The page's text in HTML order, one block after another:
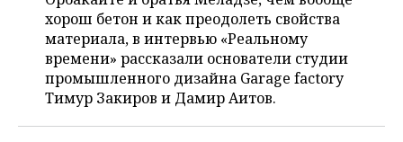
хорош бетон и как преодолеть свойства
материала, в интервью «Реальному
времени» рассказали основатели студии
промышленного дизайна Garage factory
Тимур Закиров и Дамир Аитов.